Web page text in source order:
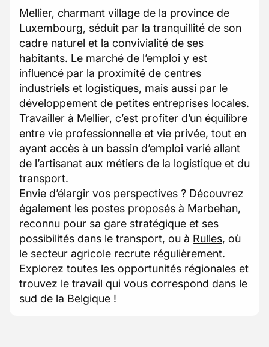
Mellier, charmant village de la province de
Luxembourg, séduit par la tranquillité de son
cadre naturel et la convivialité de ses
habitants. Le marché de l’emploi y est
influencé par la proximité de centres
industriels et logistiques, mais aussi par le
développement de petites entreprises locales.
Travailler à Mellier, c’est profiter d’un équilibre
entre vie professionnelle et vie privée, tout en
ayant accès à un bassin d’emploi varié allant
de l’artisanat aux métiers de la logistique et du
transport.
Envie d’élargir vos perspectives ? Découvrez
également les postes proposés à Marbehan,
reconnu pour sa gare stratégique et ses
possibilités dans le transport, ou à Rulles, où
le secteur agricole recrute régulièrement.
Explorez toutes les opportunités régionales et
trouvez le travail qui vous correspond dans le
sud de la Belgique !